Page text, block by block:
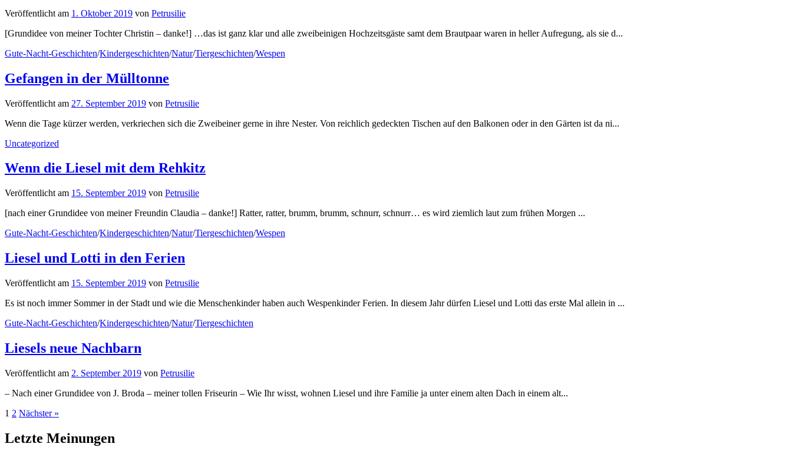
Veröffentlicht am 1. Oktober 2019 von Petrusilie
[Grundidee von meiner Tochter Christin – danke!] …das ist ganz klar und alle zweibeinigen Hochzeitsgäste samt dem Brautpaar waren in heller Aufregung, als sie d...
Gute-Nacht-Geschichten/Kindergeschichten/Natur/Tiergeschichten/Wespen
Gefangen in der Mülltonne
Veröffentlicht am 27. September 2019 von Petrusilie
Wenn die Tage kürzer werden, verkriechen sich die Zweibeiner gerne in ihre Nester. Von reichlich gedeckten Tischen auf den Balkonen oder in den Gärten ist da ni...
Uncategorized
Wenn die Liesel mit dem Rehkitz
Veröffentlicht am 15. September 2019 von Petrusilie
[nach einer Grundidee von meiner Freundin Claudia – danke!] Ratter, ratter, brumm, brumm, schnurr, schnurr… es wird ziemlich laut zum frühen Morgen ...
Gute-Nacht-Geschichten/Kindergeschichten/Natur/Tiergeschichten/Wespen
Liesel und Lotti in den Ferien
Veröffentlicht am 15. September 2019 von Petrusilie
Es ist noch immer Sommer in der Stadt und wie die Menschenkinder haben auch Wespenkinder Ferien. In diesem Jahr dürfen Liesel und Lotti das erste Mal allein in ...
Gute-Nacht-Geschichten/Kindergeschichten/Natur/Tiergeschichten
Liesels neue Nachbarn
Veröffentlicht am 2. September 2019 von Petrusilie
– Nach einer Grundidee von J. Broda – meiner tollen Friseurin – Wie Ihr wisst, wohnen Liesel und ihre Familie ja unter einem alten Dach in einem alt...
Beitragsnavigation
1 2 Nächster »
Letzte Meinungen